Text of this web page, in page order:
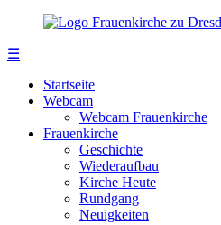
☰
Startseite
Webcam
Webcam Frauenkirche
Frauenkirche
Geschichte
Wiederaufbau
Kirche Heute
Rundgang
Neuigkeiten